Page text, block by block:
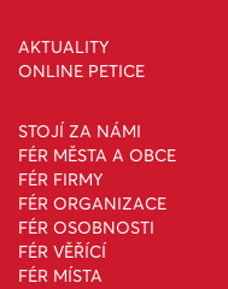
AKTUALITY
ONLINE PETICE
STOJÍ ZA NÁMI
FÉR MĚSTA A OBCE
FÉR FIRMY
FÉR ORGANIZACE
FÉR OSOBNOSTI
FÉR VĚŘÍCÍ
FÉR MÍSTA